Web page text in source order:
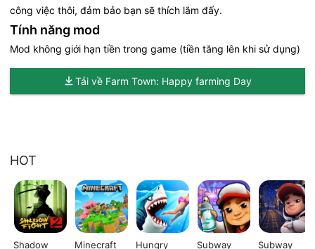
công việc thôi, đảm bảo bạn sẽ thích lắm đấy.
Tính năng mod
Mod không giới hạn tiền trong game (tiền tăng lên khi sử dụng)
Tải về Farm Town: Happy farming Day
HOT
Shadow
Minecraft
Hungry
Subway
Subway